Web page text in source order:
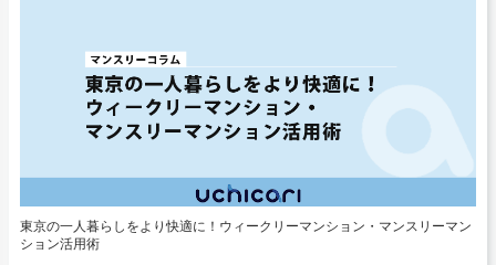
東京の一人暮らしをより快適に！ウィークリーマンション・マンスリーマン
ション活用術